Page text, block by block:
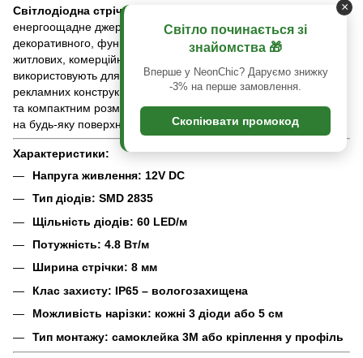
Світлодіодна стрічка на 12 вольт –
енергоощадне джерело світла, що ідеально підходить для
декоративного, функціонального або акцентного освітлення в
житлових, комерційних та промислових приміщеннях. Її
використовують для підсвітки меблів, ніш, стель, вітрин,
рекламних конструкцій та автотюнингу. Завдяки гнучкій основі
та компактним розмірам, монтаж можна здійснити практично
на будь-яку поверхню.
Характеристики:
Напруга живлення: 12V DC
Тип діодів: SMD 2835
Щільність діодів: 60 LED/м
Потужність: 4.8 Вт/м
Ширина стрічки: 8 мм
Клас захисту: IP65 – вологозахищена
Можливість нарізки: кожні 3 діоди або 5 см
Тип монтажу: самоклейка 3M або кріплення у профіль
×
Світло починається зі
знайомства 🎁
Вперше у NeonChic? Даруємо знижку
-3% на перше замовлення.
Скопіювати промокод